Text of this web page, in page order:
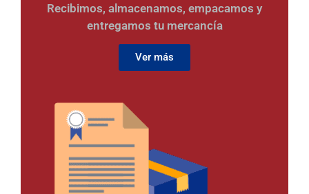
Recibimos, almacenamos, empacamos y
entregamos tu mercancía
Ver más